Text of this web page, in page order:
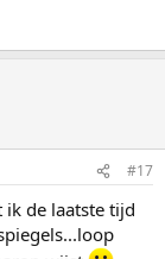
#17
ik de laatste tijd